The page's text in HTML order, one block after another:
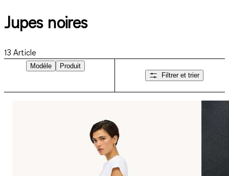
Jupes noires
13 Article
Modèle
Produit
Filtrer et trier